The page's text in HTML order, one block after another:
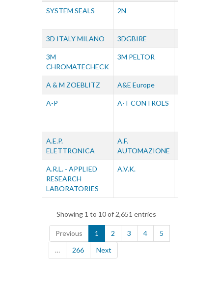
SYSTEM SEALS 2N
3D ITALY MILANO 3DGBIRE
3M
CHROMATECHECK
3M PELTOR
A & M ZOEBLITZ A&E Europe
A-P A-T CONTROLS
A.E.P.
ELETTRONICA
A.F.
AUTOMAZIONE
A.R.L. - APPLIED
RESEARCH
LABORATORIES
A.V.K.
Showing 1 to 10 of 2,651 entries
Previous 1 2 3 4
5
…
266 Next